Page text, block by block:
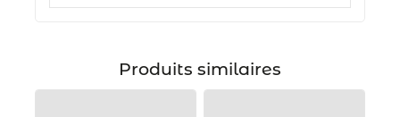
Produits similaires